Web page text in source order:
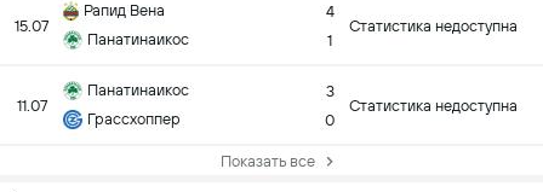
15.07
Рапид Вена
Панатинаикос
4
1
Статистика недоступна
11.07
Панатинаикос
Грассхоппер
3
0
Статистика недоступна
Показать все